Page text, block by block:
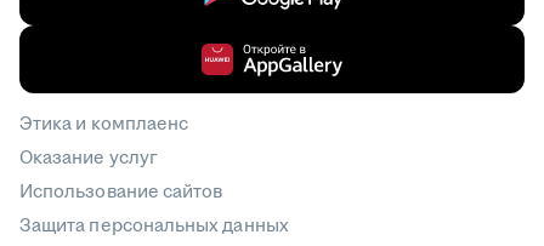
Этика и комплаенс
Оказание услуг
Использование сайтов
Защита персональных данных